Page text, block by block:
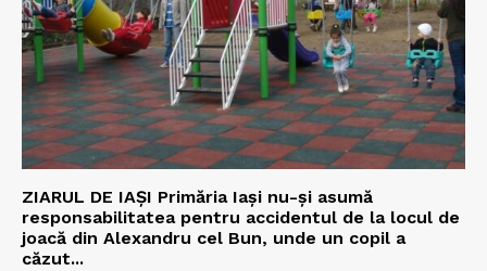
ZIARUL DE IAȘI Primăria Iași nu-și asumă
responsabilitatea pentru accidentul de la locul de
joacă din Alexandru cel Bun, unde un copil a
căzut...